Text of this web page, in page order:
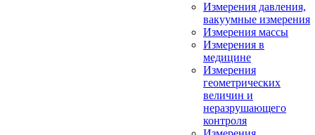
Измерения давления,
вакуумные измерения
Измерения массы
Измерения в
медицине
Измерения
геометрических
величин и
неразрушающего
контроля